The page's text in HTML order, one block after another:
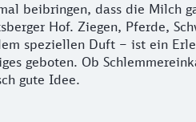
beibringen, dass die Milch
Hof. Ziegen, Pferde,
speziellen Duft – ist ein
geboten. Ob
gute Idee.